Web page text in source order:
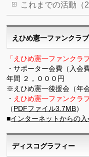
これまでの活動（
えひめ憲一ファンクラ
「えひめ憲一ファンクラ
・サポーター会費（入会
年間 ２，０００円
※えひめ憲一後援会（年
・ えひめ憲一ファンクラ
（PDFファイル3.7MB）
■インターネットからの
ディスコグラフィー